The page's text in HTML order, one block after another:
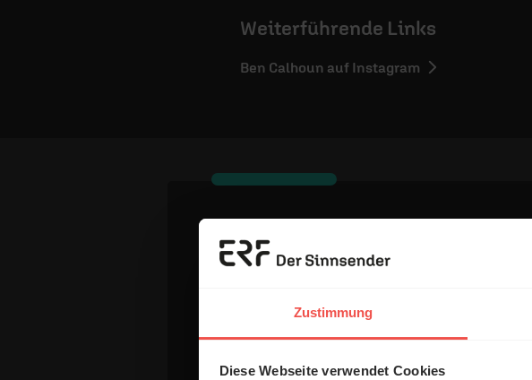
Zustimmung
Diese Webseite verwendet Cookies
Weiterführende Links
Ben Calhoun auf Instagram
Dein Kommentar